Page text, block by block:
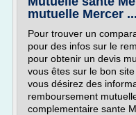
mutuelle Mercer ...
Pour trouver un
pour des infos sur le
pour obtenir un devis
vous êtes sur le bon
vous désirez des
remboursement
complementaire sante